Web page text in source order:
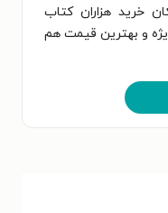
خرید هزاران کتاب
و بهترین قیمت هم